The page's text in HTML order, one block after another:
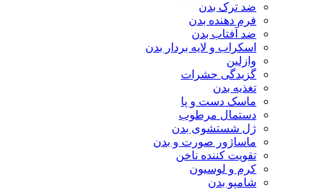
ضد ترک بدن
فرم دهنده بدن
ضد آفتاب بدن
اسکراب و لایه بردار بدن
وازلین
گزیدگی حشرات
تغذیه بدن
ماسک دست و پا
دستمال مرطوب
ژل شستشوی بدن
ماساژور صورت و بدن
تقویت کننده ناخن
کرم و لوسیون
شامپو بدن